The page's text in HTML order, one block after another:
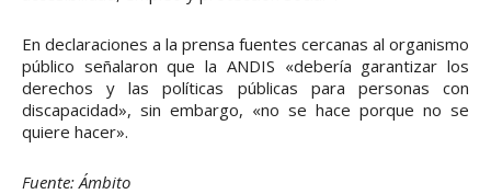
En declaraciones a la prensa fuentes cercanas al organismo
público señalaron que la ANDIS «debería garantizar los
derechos y las políticas públicas para personas con
discapacidad», sin embargo, «no se hace porque no se
quiere hacer».
Fuente: Ámbito